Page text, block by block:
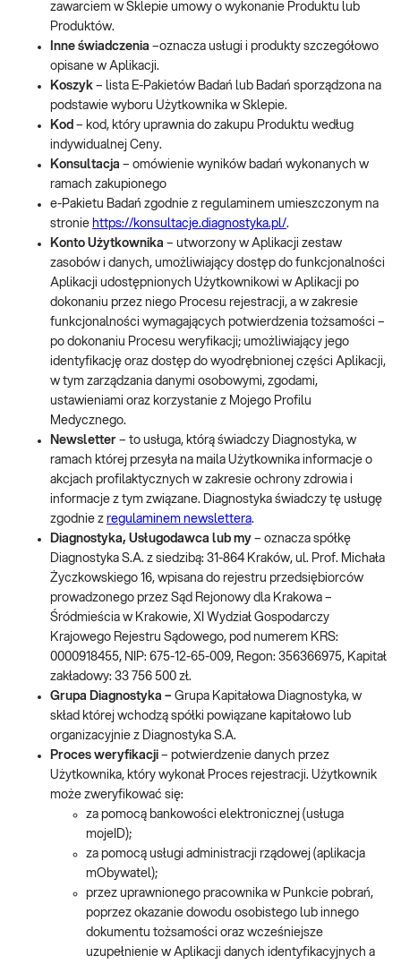
zawarciem w Sklepie umowy o wykonanie Produktu lub
Produktów.
Inne świadczenia –oznacza usługi i produkty szczegółowo
opisane w Aplikacji.
Koszyk – lista E-Pakietów Badań lub Badań sporządzona na
podstawie wyboru Użytkownika w Sklepie.
Kod – kod, który uprawnia do zakupu Produktu według
indywidualnej Ceny.
Konsultacja – omówienie wyników badań wykonanych w
ramach zakupionego
e-Pakietu Badań zgodnie z regulaminem umieszczonym na
stronie https://konsultacje.diagnostyka.pl/.
Konto Użytkownika – utworzony w Aplikacji zestaw
zasobów i danych, umożliwiający dostęp do funkcjonalności
Aplikacji udostępnionych Użytkownikowi w Aplikacji po
dokonaniu przez niego Procesu rejestracji, a w zakresie
funkcjonalności wymagających potwierdzenia tożsamości –
po dokonaniu Procesu weryfikacji; umożliwiający jego
identyfikację oraz dostęp do wyodrębnionej części Aplikacji,
w tym zarządzania danymi osobowymi, zgodami,
ustawieniami oraz korzystanie z Mojego Profilu
Medycznego.
Newsletter – to usługa, którą świadczy Diagnostyka, w
ramach której przesyła na maila Użytkownika informacje o
akcjach profilaktycznych w zakresie ochrony zdrowia i
informacje z tym związane. Diagnostyka świadczy tę usługę
zgodnie z regulaminem newslettera.
Diagnostyka, Usługodawca lub my – oznacza spółkę
Diagnostyka S.A. z siedzibą: 31-864 Kraków, ul. Prof. Michała
Życzkowskiego 16, wpisana do rejestru przedsiębiorców
prowadzonego przez Sąd Rejonowy dla Krakowa –
Śródmieścia w Krakowie, XI Wydział Gospodarczy
Krajowego Rejestru Sądowego, pod numerem KRS:
0000918455, NIP: 675-12-65-009, Regon: 356366975, Kapitał
zakładowy: 33 756 500 zł.
Grupa Diagnostyka – Grupa Kapitałowa Diagnostyka, w
skład której wchodzą spółki powiązane kapitałowo lub
organizacyjnie z Diagnostyka S.A.
Proces weryfikacji – potwierdzenie danych przez
Użytkownika, który wykonał Proces rejestracji. Użytkownik
może zweryfikować się:
za pomocą bankowości elektronicznej (usługa
mojeID);
za pomocą usługi administracji rządowej (aplikacja
mObywatel);
przez uprawnionego pracownika w Punkcie pobrań,
poprzez okazanie dowodu osobistego lub innego
dokumentu tożsamości oraz wcześniejsze
uzupełnienie w Aplikacji danych identyfikacyjnych a